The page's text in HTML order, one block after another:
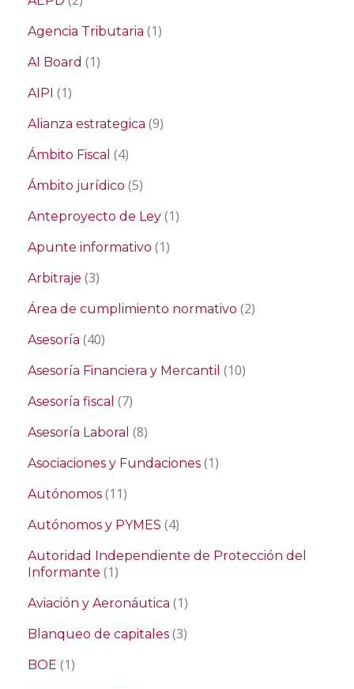
Agencia Tributaria (1)
AI Board (1)
AIPI (1)
Alianza estrategica (9)
Ámbito Fiscal (4)
Ámbito jurídico (5)
Anteproyecto de Ley (1)
Apunte informativo (1)
Arbitraje (3)
Área de cumplimiento normativo (2)
Asesoría (40)
Asesoría Financiera y Mercantil (10)
Asesoría fiscal (7)
Asesoría Laboral (8)
Asociaciones y Fundaciones (1)
Autónomos (11)
Autónomos y PYMES (4)
Autoridad Independiente de Protección del
Informante (1)
Aviación y Aeronáutica (1)
Blanqueo de capitales (3)
BOE (1)